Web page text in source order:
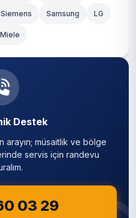
Siemens Samsung LG
Miele
Destek
arayın; müsaitlik ve bölge
servis için randevu
03 29